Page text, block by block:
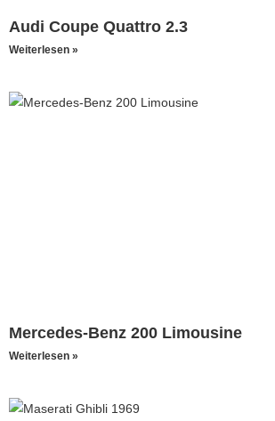
Audi Coupe Quattro 2.3
Weiterlesen »
Mercedes-Benz 200 Limousine
Weiterlesen »